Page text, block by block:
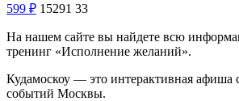
599 ₽ 15291 33
На нашем сайте вы найдете всю
тренинг «Исполнение желаний».
Кудамоскоу — это интерактивная афиша
событий Москвы.